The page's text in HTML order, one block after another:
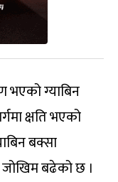
भएको ग्याबिन
क्षति भएको
बक्सा
बढेको छ ।